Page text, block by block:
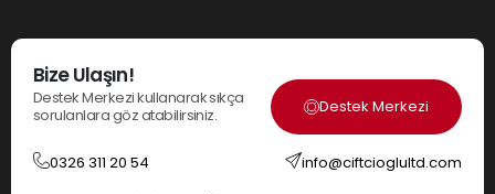
Bize Ulaşın!
Destek Merkezi kullanarak sıkça
sorulanlara göz atabilirsiniz.
Destek Merkezi
0326 311 20 54 info@ciftcioglultd.com